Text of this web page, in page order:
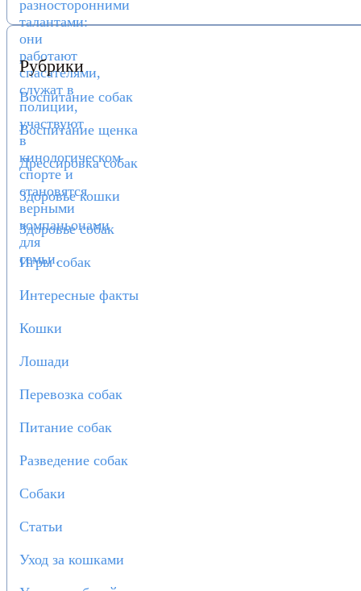
Рубрики
Воспитание собак
Воспитание щенка
Дрессировка собак
Здоровье кошки
Здоровье собак
Игры собак
Интересные факты
Кошки
Лошади
Перевозка собак
Питание собак
Разведение собак
Собаки
Статьи
Уход за кошками